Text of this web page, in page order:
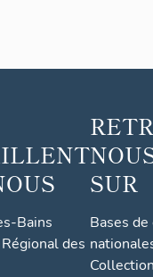
Bains
des
SUR
Bases